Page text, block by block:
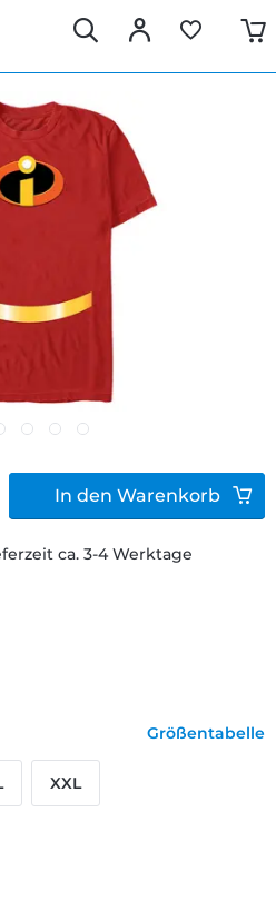
ca. 3-4 Werktage
Größentabelle
XXL
In den Warenkorb